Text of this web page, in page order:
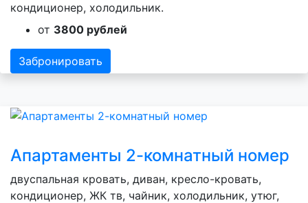
кондиционер, холодильник.
от 3800 рублей
Забронировать
Апартаменты 2-комнатный номер
двуспальная кровать, диван, кресло-кровать,
кондиционер, ЖК тв, чайник, холодильник, утюг,